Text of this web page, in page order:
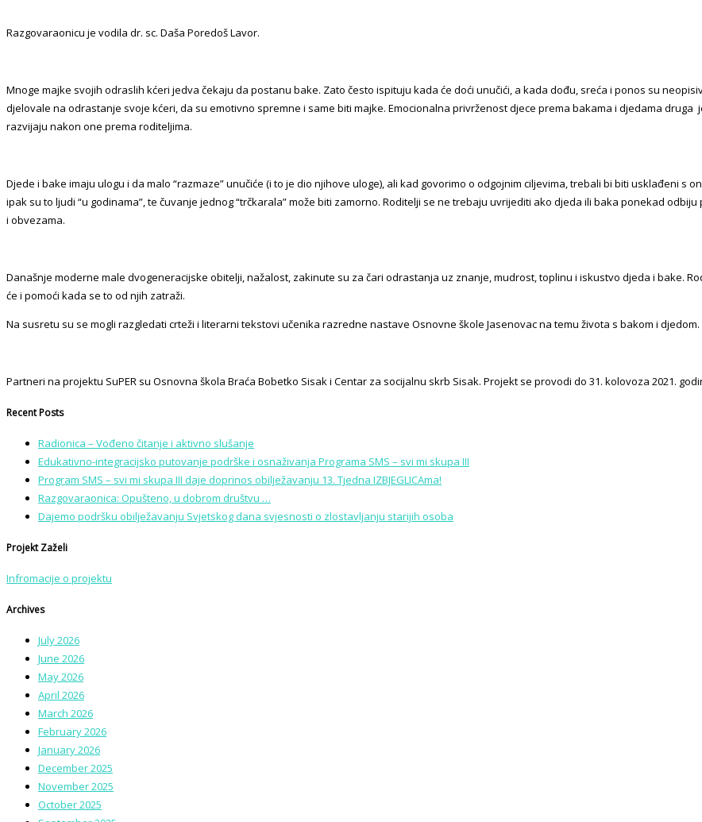
Razgovaraonicu je vodila dr. sc. Daša Poredoš Lavor.
Mnoge majke svojih odraslih kćeri jedva čekaju da postanu bake. Zato često ispituju kada će doći unučići, a kada dođu, sreća i ponos su
djelovale na odrastanje svoje kćeri, da su emotivno spremne i same biti majke. Emocionalna privrženost djece prema bakama i djedama
razvijaju nakon one prema roditeljima.
Djede i bake imaju ulogu i da malo “razmaze” unučiće (i to je dio njihove uloge), ali kad govorimo o odgojnim ciljevima, trebali bi biti usklađeni s
ipak su to ljudi “u godinama”, te čuvanje jednog “trčkarala” može biti zamorno. Roditelji se ne trebaju uvrijediti ako djeda ili baka ponekad
i obvezama.
Današnje moderne male dvogeneracijske obitelji, nažalost, zakinute su za čari odrastanja uz znanje, mudrost, toplinu i iskustvo djeda i bake.
će i pomoći kada se to od njih zatraži.
Na susretu su se mogli razgledati crteži i literarni tekstovi učenika razredne nastave Osnovne škole Jasenovac na temu života s bakom i djedom.
Partneri na projektu SuPER su Osnovna škola Braća Bobetko Sisak i Centar za socijalnu skrb Sisak. Projekt se provodi do 31. kolovoza 2021.
Recent Posts
Radionica – Vođeno čitanje i aktivno slušanje
Edukativno-integracijsko putovanje podrške i osnaživanja Programa SMS – svi mi skupa III
Program SMS – svi mi skupa III daje doprinos obilježavanju 13. Tjedna IZBJEGLICAma!
Razgovaraonica: Opušteno, u dobrom društvu …
Dajemo podršku obilježavanju Svjetskog dana svjesnosti o zlostavljanju starijih osoba
Projekt Zaželi
Infromacije o projektu
Archives
July 2026
June 2026
May 2026
April 2026
March 2026
February 2026
January 2026
December 2025
November 2025
October 2025